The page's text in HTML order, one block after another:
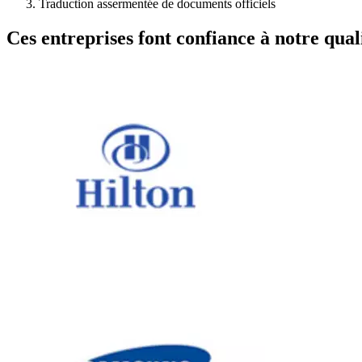
Traduction assermentée de documents officiels
Ces entreprises font confiance à notre